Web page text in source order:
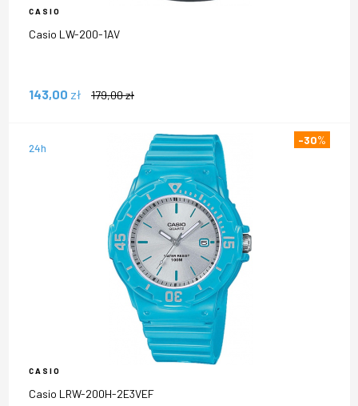
CASIO
Casio LW-200-1AV
143,00 zł 179,00zł
24h
-30%
CASIO
Casio LRW-200H-2E3VEF